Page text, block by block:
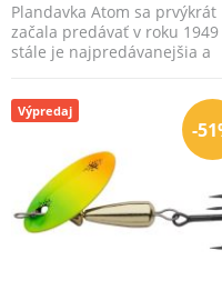
Plandavka Atom sa prvýkrát
začala predávať v roku 1949
stále je najpredávanejšia a
-
Výpredaj